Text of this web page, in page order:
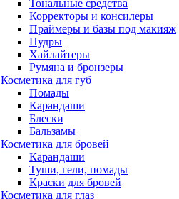
Тональные средства
Корректоры и консилеры
Праймеры и базы под макияж
Пудры
Хайлайтеры
Румяна и бронзеры
Косметика для губ
Помады
Карандаши
Блески
Бальзамы
Косметика для бровей
Карандаши
Туши, гели, помады
Краски для бровей
Косметика для глаз